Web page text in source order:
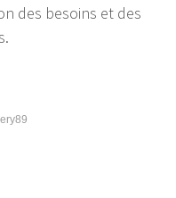
des besoins et des